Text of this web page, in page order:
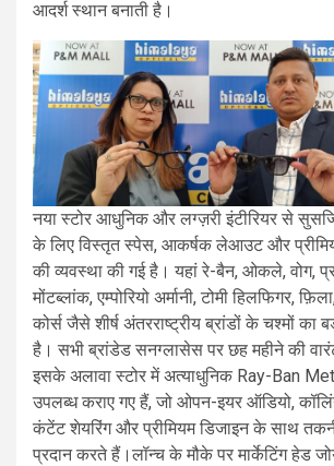
आदर्श स्थान बनाती है।
नया स्टोर आधुनिक और लग्ज़री इंटीरियर से
के लिए विस्तृत स्पेस, आकर्षक लेआउट और
की व्यवस्था की गई है। यहां रे-बैन, ओकले, वोग,
मोंटब्लांक, एम्पोरियो अर्मानी, टोमी हिलफिगर,
कोर्स जैसे शीर्ष अंतरराष्ट्रीय ब्रांडों के चश्मों
है। सभी ब्रांडेड सनग्लासेस पर छह महीने की
इसके अलावा स्टोर में अत्याधुनिक Ray-Ban
उपलब्ध कराए गए हैं, जो ओपन-इयर ऑडियो,
कंटेंट शेयरिंग और प्रीमियम डिजाइन के साथ
प्रदान करते हैं।लॉन्च के मौके पर मार्केटिंग हेड